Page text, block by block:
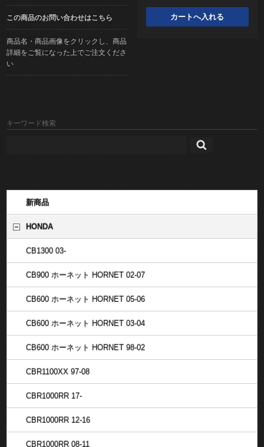
この商品のお問い合わせはこちら
商品名・商品画像をクリックし、商品
詳細をご覧になった上でご注文くださ
い
キーワード検索
新商品
HONDA
CB1300 03-
CB900 ホーネット HORNET 02-07
CB600 ホーネット HORNET 05-06
CB600 ホーネット HORNET 03-04
CB600 ホーネット HORNET 98-02
CBR1100XX 97-08
CBR1000RR 17-
CBR1000RR 12-16
CBR1000RR 08-11